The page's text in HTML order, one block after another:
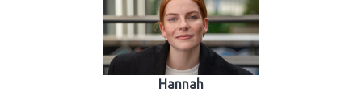
Hannah